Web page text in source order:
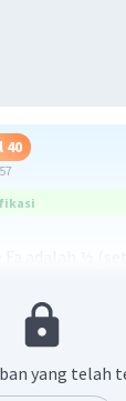
40
memberikan
bersemangat.
Balas
yang telah